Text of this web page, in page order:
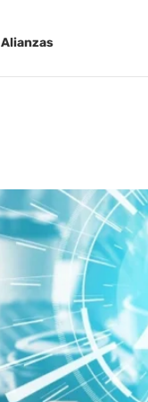
Alianzas